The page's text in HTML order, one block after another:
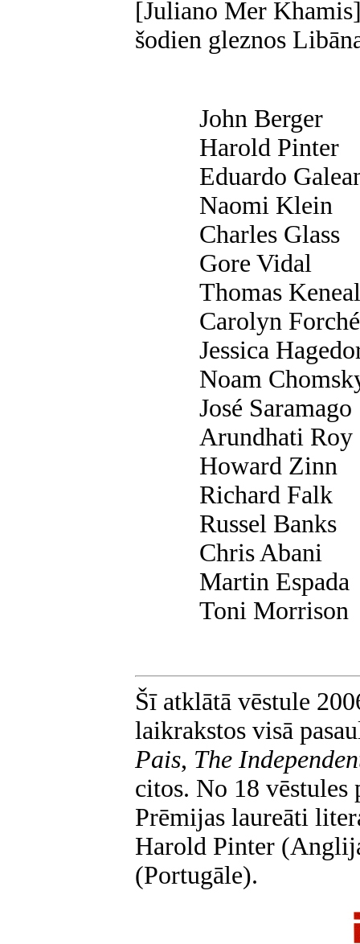
[Juliano Mer
šodien gleznos
John Berger
Harold Pinter
Eduardo
Naomi Klein
Charles Glass
Gore Vidal
Thomas
Carolyn Forché
Jessica
Noam
José Saramago
Arundhati Roy
Howard Zinn
Richard Falk
Russel Banks
Chris Abani
Martin Espada
Toni Morrison
Šī atklātā vēstule
laikrakstos visā
Pais, The
citos. No 18
Prēmijas laureāti
Harold Pinter
(Portugāle).